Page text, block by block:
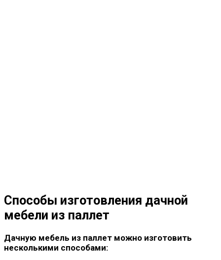
Способы изготовления дачной
мебели из паллет
Дачную мебель из паллет можно изготовить
несколькими способами: